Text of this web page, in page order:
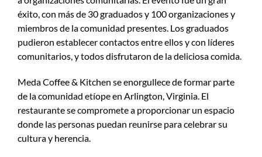
éxito, con más de 30 graduados y 100 organizaciones y
miembros de la comunidad presentes. Los graduados
pudieron establecer contactos entre ellos y con líderes
comunitarios, y todos disfrutaron de la deliciosa comida.
Meda Coffee & Kitchen se enorgullece de formar parte
de la comunidad etíope en Arlington, Virginia. El
restaurante se compromete a proporcionar un espacio
donde las personas puedan reunirse para celebrar su
cultura y herencia.